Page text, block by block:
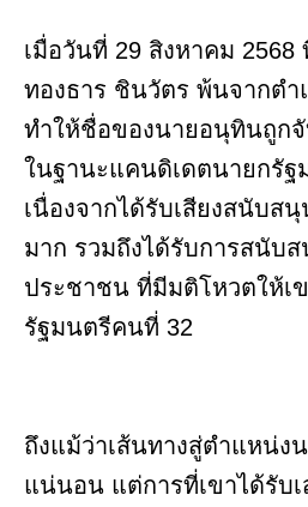
เมื่อวันที่ 29 สิงหาคม
ทองธาร ชินวัตร พ้นจากต
ทำให้ชื่อของนายอนุทินถูก
ในฐานะแคนดิเดตนายกรั
เนื่องจากได้รับเสียงสนับส
มาก รวมถึงได้รับการสนับ
ประชาชน ที่มีมติโหวตให้เ
รัฐมนตรีคนที่ 32
ถึงแม้ว่าเส้นทางสู่ตำแหน่ง
แน่นอน แต่การที่เขาได้รับ